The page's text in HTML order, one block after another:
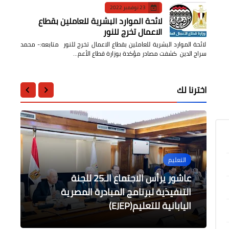
23 نوفمبر 2022
لائحة الموارد البشرية للعاملين بقطاع
الاعمال تخرج للنور
لائحة الموارد البشرية للعاملين بقطاع الاعمال تخرج للنور متابعه:- محمد
سراج الدين كشفت مصادر مؤكدة بوزارة قطاع الأعم…
اخترنا لك
الرياضة
صبحي يبحث أستعدادات مشاركة منتخب
مصر لقصار القامة فى بطولة أوروبا
التعليم
عاشور يرأس الاجتماع الـ25 للجنة
التنفيذية لبرنامج المبادرة المصرية
اليابانية للتعليم(EJEP)
أخبار مصر
وزيرا الزراعة مصر والجابون يبحثان التعاون
المشترك في المجالات الزراعية المختلفة
الصحة
وزير الصحة يوجه بالتوسع في تشغيل
العيادات المسائية على مستوى
الجمهورية
أخبار مصر
بروتوكول تعاون بين الشباب والرياضة
وبنك مصر لدعم رواد الأعمال